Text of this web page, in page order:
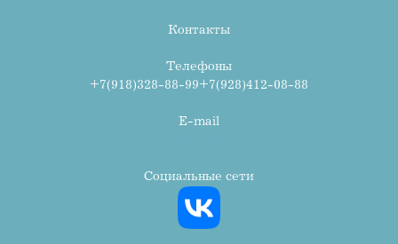
Контакты
Телефоны
+7(918)328-88-99+7(928)412-08-88
E-mail
Социальные сети